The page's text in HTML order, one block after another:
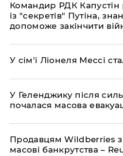
Командир РДК Капустін
із "секретів" Путіна,
допоможе закінчити
У сім'ї Ліонеля Мессі
У Геленджику після
почалася масова
Продавцям Wildberries
масові банкрутства –